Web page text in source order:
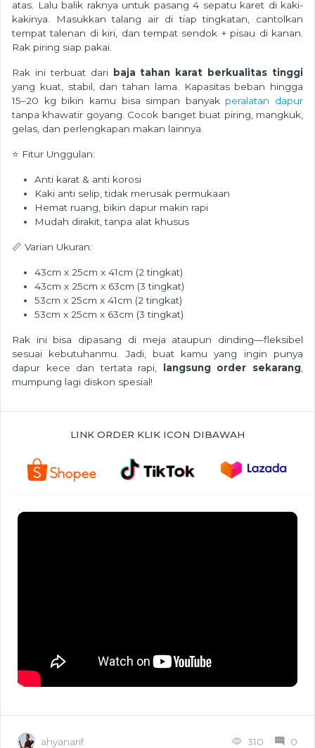
atas. Lalu balik raknya untuk pasang 4 sepatu karet di kaki-
kakinya. Masukkan talang air di tiap tingkatan, cantolkan
tempat talenan di kiri, dan tempat sendok + pisau di kanan.
Rak piring siap pakai.
Rak ini terbuat dari
baja tahan karat berkualitas tinggi
yang kuat, stabil, dan tahan lama. Kapasitas beban hingga
15–20 kg bikin kamu bisa simpan banyak peralatan dapur
tanpa khawatir goyang. Cocok banget buat piring, mangkuk,
gelas, dan perlengkapan makan lainnya.
⭐ Fitur Unggulan:
Anti karat & anti korosi
Kaki anti selip, tidak merusak permukaan
Hemat ruang, bikin dapur makin rapi
Mudah dirakit, tanpa alat khusus
📏 Varian Ukuran:
43cm x 25cm x 41cm (2 tingkat)
43cm x 25cm x 63cm (3 tingkat)
53cm x 25cm x 41cm (2 tingkat)
53cm x 25cm x 63cm (3 tingkat)
Rak ini bisa dipasang di meja ataupun dinding—fleksibel
sesuai kebutuhanmu. Jadi, buat kamu yang ingin punya
dapur kece dan tertata rapi,
langsung order sekarang
mumpung lagi diskon spesial!
LINK ORDER KLIK ICON DIBAWAH
ahyanarif 310 0